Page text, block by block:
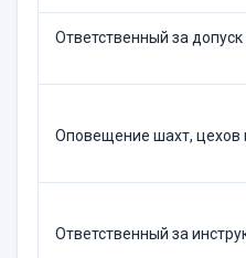
Ответственный за
Оповещение шахт, цехов
Ответственный за